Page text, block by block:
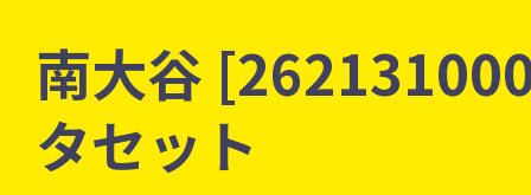
南大谷
タセット